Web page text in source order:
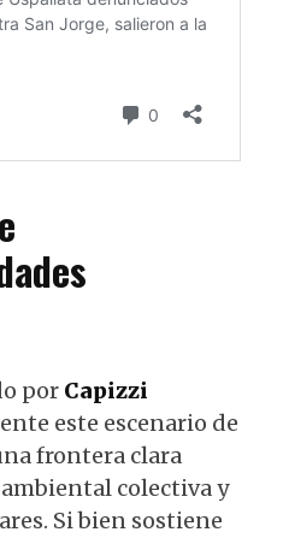
por Capizzi
este escenario de
frontera clara
colectiva y
Si bien sostiene